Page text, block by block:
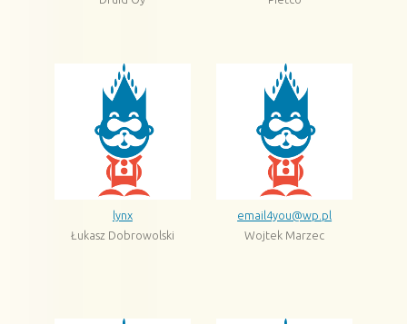
lynx
Łukasz Dobrowolski
email4you@wp.pl
Wojtek Marzec